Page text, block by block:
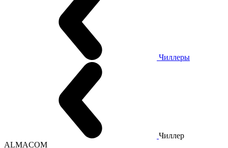
Чиллеры
Чиллер
ALMACOM